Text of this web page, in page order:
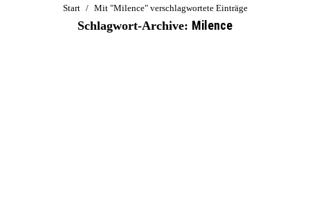
Sie befinden sich hier:
Start Mit "Milence" verschlagwortete Einträge
Schlagwort-Archive: Milence